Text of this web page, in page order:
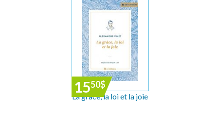
1550$
La grâce, la loi et la joie